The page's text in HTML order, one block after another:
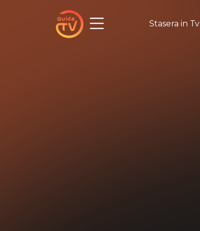
Stasera in Tv